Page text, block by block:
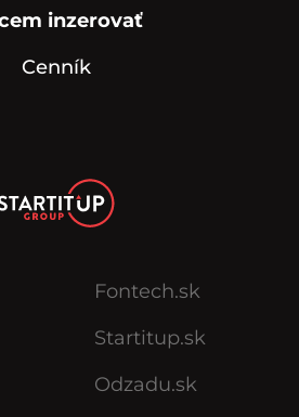
inzerovať
Cenník
Fontech.sk
Startitup.sk
Odzadu.sk